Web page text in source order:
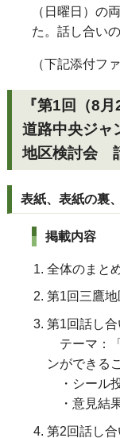
（日曜日）の
た。話し合い
（下記添付フ
『第1回（8
道路中央ジャ
地区検討会
表紙、表紙の裏
掲載内容
全体のまと
第1回三鷹地
第1回話し合
テーマ：
ンができる
・シール
・意見結
第2回話し合